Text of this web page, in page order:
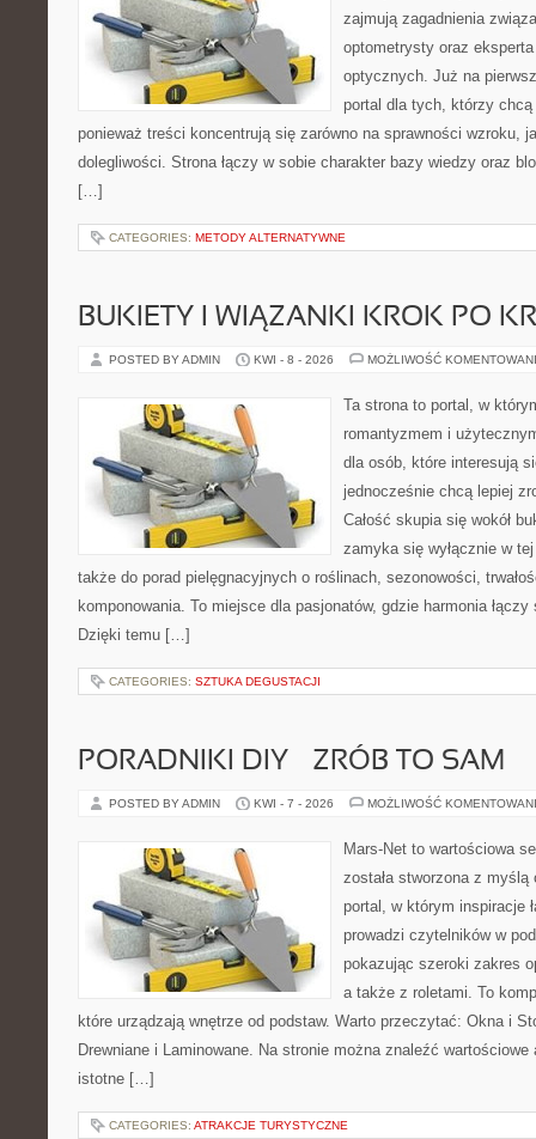
zajmują zagadnienia
optometrysty oraz
optycznych. Już na
portal dla tych, którzy
ponieważ treści koncentrują się zarówno na sprawności wzroku,
dolegliwości. Strona łączy w sobie charakter bazy wiedzy oraz
[…]
CATEGORIES: METODY ALTERNATYWNE
BUKIETY I WIĄZANKI KROK PO
POSTED BY ADMIN KWI - 8 - 2026 MOŻLIWOŚĆ
Ta strona to portal, w
romantyzmem i
dla osób, które interesują
jednocześnie chcą lepiej
Całość skupia się wokół
zamyka się wyłącznie w
także do porad pielęgnacyjnych o roślinach, sezonowości,
komponowania. To miejsce dla pasjonatów, gdzie harmonia
Dzięki temu […]
CATEGORIES: SZTUKA DEGUSTACJI
PORADNIKI DIY – ZRÓB TO SAM
POSTED BY ADMIN KWI - 7 - 2026 MOŻLIWOŚĆ
Mars-Net to wartościowa
została stworzona z
portal, w którym inspiracje
prowadzi czytelników w
pokazując szeroki zakres
a także z roletami. To
które urządzają wnętrze od podstaw. Warto przeczytać: Okna i
Drewniane i Laminowane. Na stronie można znaleźć wartościowe
istotne […]
CATEGORIES: ATRAKCJE TURYSTYCZNE